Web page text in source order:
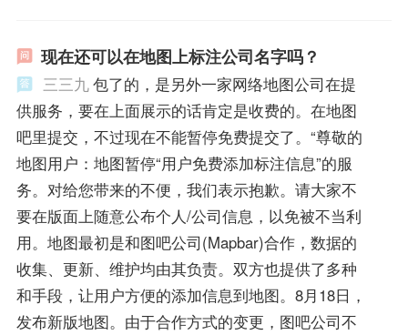
现在还可以在地图上标注公司名字吗？
三三九包了的，是另外一家网络地图公司在提
供服务，要在上面展示的话肯定是收费的。在地图
吧里提交，不过现在不能暂停免费提交了。“尊敬的
地图用户：地图暂停“用户免费添加标注信息”的服
务。对给您带来的不便，我们表示抱歉。请大家不
要在版面上随意公布个人/公司信息，以免被不当利
用。地图最初是和图吧公司(Mapbar)合作，数据的
收集、更新、维护均由其负责。双方也提供了多种
和手段，让用户方便的添加信息到地图。8月18日，
发布新版地图。由于合作方式的变更，图吧公司不